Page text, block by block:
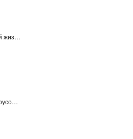
F-Secure: Total Security для Android - предоставляет комплексную защиту вашей цифровой жизни, включающую антивирус, управление паролями и защиту личных данных. Выберите подписку, соответствующую вашим потребностям.
PRO32 Mobile Security для Android - мобильный антивирус для защиты смартфонов от вирусов и вредоносных программ, включающий веб-защиту, фильтр звонков, антивор, аудит приложений и резервное копирование